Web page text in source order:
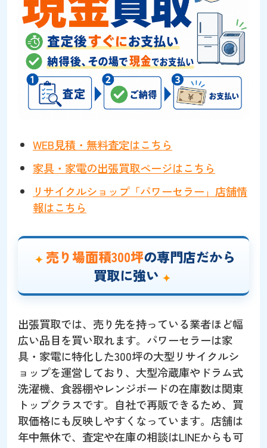
WEB見積・無料査定はこちら
家具・家電の出張買取ページはこちら
リサイクルショップ「パワーセラー」店舗情
報はこちら
売り場面積300坪の専門店だから
買取に強い
出張買取では、売り先を持っている業者ほど幅
広い品目を買い取れます。パワーセラーは家
具・家電に特化した300坪の大型リサイクルシ
ョップを運営しており、大型冷蔵庫やドラム式
洗濯機、食器棚やレンジボードの在庫数は関東
トップクラスです。自社で再販できるため、買
取価格にも反映しやすくなっています。店舗は
年中無休で、査定や在庫の相談はLINEからも可